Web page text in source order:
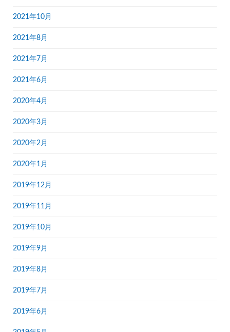
2021年10月
2021年8月
2021年7月
2021年6月
2020年4月
2020年3月
2020年2月
2020年1月
2019年12月
2019年11月
2019年10月
2019年9月
2019年8月
2019年7月
2019年6月